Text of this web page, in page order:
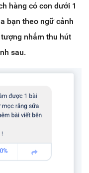
hàng có con dưới 1
bạn theo ngữ cảnh
nhắm thu hút
sau.